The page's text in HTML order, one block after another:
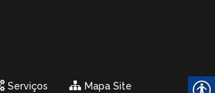
Serviços Mapa Site